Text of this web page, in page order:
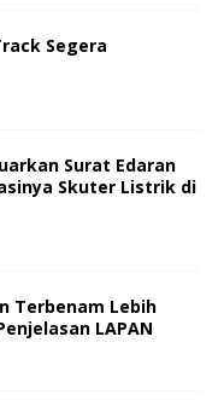
Segera
Surat Edaran
Skuter Listrik di
Terbenam Lebih
LAPAN